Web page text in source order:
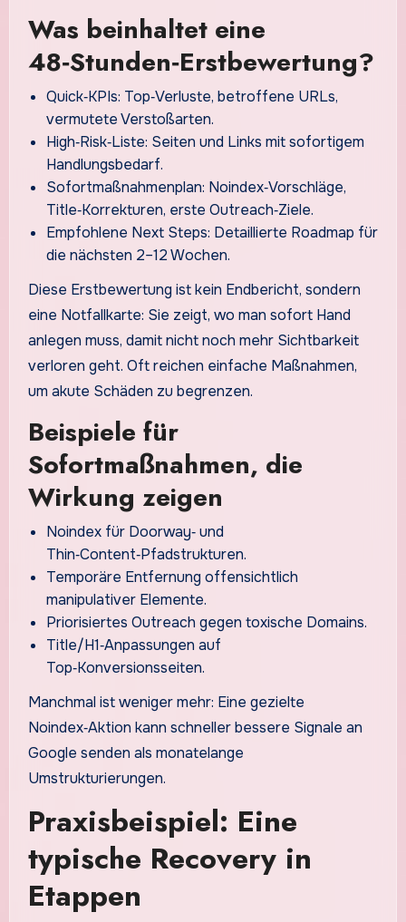
Was beinhaltet eine
48‑Stunden‑Erstbewertung?
Quick‑KPIs: Top‑Verluste, betroffene URLs,
vermutete Verstoßarten.
High‑Risk‑Liste: Seiten und Links mit sofortigem
Handlungsbedarf.
Sofortmaßnahmenplan: Noindex‑Vorschläge,
Title‑Korrekturen, erste Outreach‑Ziele.
Empfohlene Next Steps: Detaillierte Roadmap für
die nächsten 2–12 Wochen.
Diese Erstbewertung ist kein Endbericht, sondern
eine Notfallkarte: Sie zeigt, wo man sofort Hand
anlegen muss, damit nicht noch mehr Sichtbarkeit
verloren geht. Oft reichen einfache Maßnahmen,
um akute Schäden zu begrenzen.
Beispiele für
Sofortmaßnahmen, die
Wirkung zeigen
Noindex für Doorway‑ und
Thin‑Content‑Pfadstrukturen.
Temporäre Entfernung offensichtlich
manipulativer Elemente.
Priorisiertes Outreach gegen toxische Domains.
Title/H1‑Anpassungen auf
Top‑Konversionsseiten.
Manchmal ist weniger mehr: Eine gezielte
Noindex‑Aktion kann schneller bessere Signale an
Google senden als monatelange
Umstrukturierungen.
Praxisbeispiel: Eine
typische Recovery in
Etappen